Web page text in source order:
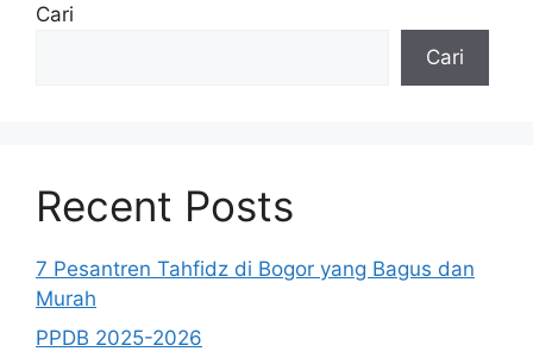
Cari
Cari
Recent Posts
7 Pesantren Tahfidz di Bogor yang Bagus dan
Murah
PPDB 2025-2026